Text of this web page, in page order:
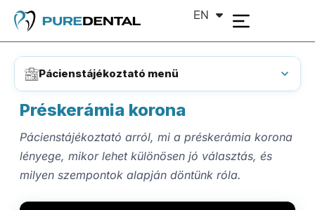
EN
DE
Pácienstájékoztató menü
Préskerámia korona
Pácienstájékoztató arról, mi a préskerámia korona
lényege, mikor lehet különösen jó választás, és
milyen szempontok alapján döntünk róla.